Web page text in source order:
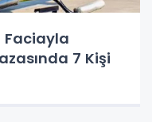
Faciayla
7 Kişi